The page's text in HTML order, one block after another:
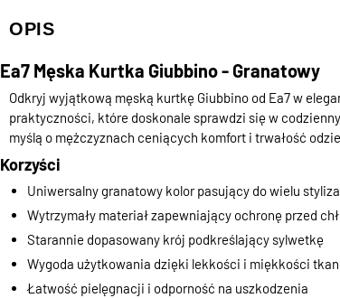
OPIS
Ea7 Męska Kurtka Giubbino - Granatowy
Odkryj wyjątkową męską kurtkę Giubbino od Ea7 w
praktyczności, które doskonale sprawdzi się w
myślą o mężczyznach ceniących komfort i trwałość
Korzyści
Uniwersalny granatowy kolor pasujący do wielu
Wytrzymały materiał zapewniający ochronę przed
Starannie dopasowany krój podkreślający sylwetkę
Wygoda użytkowania dzięki lekkości i miękkości
Łatwość pielęgnacji i odporność na uszkodzenia